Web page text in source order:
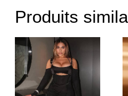
Produits